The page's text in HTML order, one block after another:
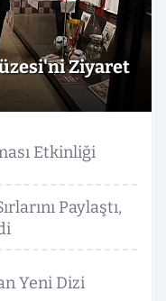
Ziyaret
Etkinliği
Paylaştı,
Yeni Dizi